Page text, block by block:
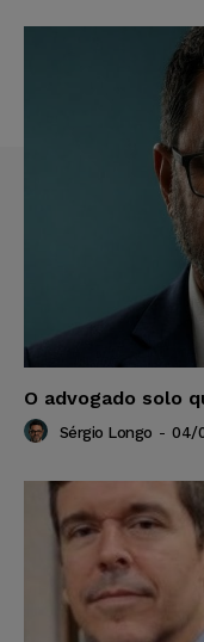
O advogado solo
Sérgio Longo - 04/